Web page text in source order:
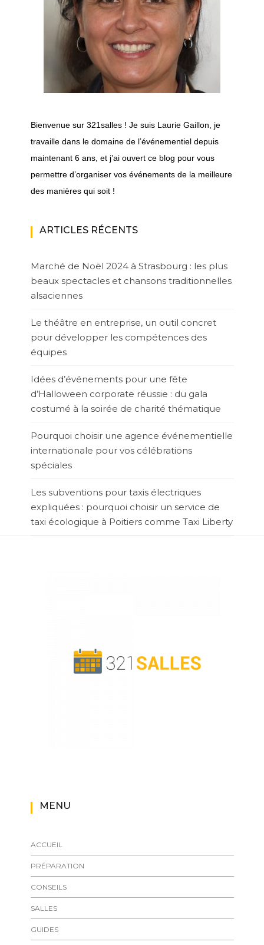
Bienvenue sur 321salles ! Je suis Laurie Gaillon, je
travaille dans le domaine de l’événementiel depuis
maintenant 6 ans, et j’ai ouvert ce blog pour vous
permettre d’organiser vos événements de la meilleure
des manières qui soit !
ARTICLES RÉCENTS
Marché de Noël 2024 à Strasbourg : les plus
beaux spectacles et chansons traditionnelles
alsaciennes
Le théâtre en entreprise, un outil concret
pour développer les compétences des
équipes
Idées d’événements pour une fête
d’Halloween corporate réussie : du gala
costumé à la soirée de charité thématique
Pourquoi choisir une agence événementielle
internationale pour vos célébrations
spéciales
Les subventions pour taxis électriques
expliquées : pourquoi choisir un service de
taxi écologique à Poitiers comme Taxi Liberty
MENU
ACCUEIL
PRÉPARATION
CONSEILS
SALLES
GUIDES